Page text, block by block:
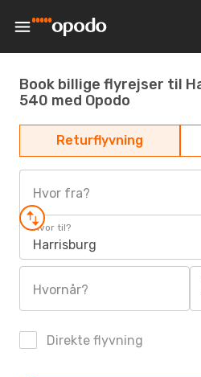
Book billige flyrejser til
540 med Opodo
Returflyvning
Hvor fra?
Hvor til?
Harrisburg
Hvornår?
Direkte flyvning